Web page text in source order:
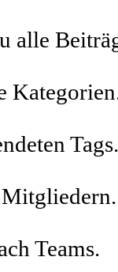
alle
Tags.
Mitgliedern.
Teams.